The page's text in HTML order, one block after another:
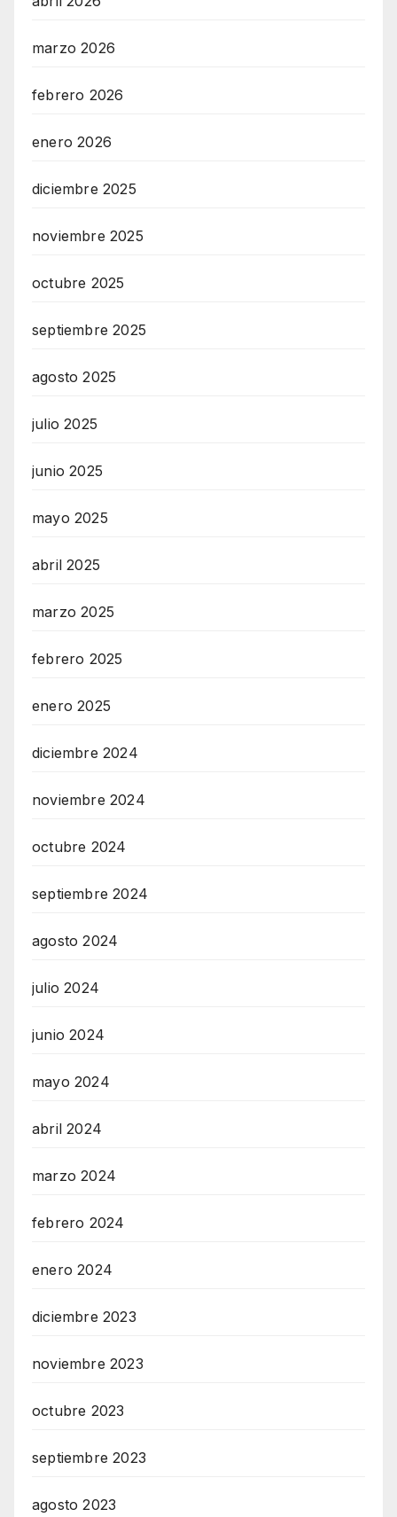
marzo 2026
febrero 2026
enero 2026
diciembre 2025
noviembre 2025
octubre 2025
septiembre 2025
agosto 2025
julio 2025
junio 2025
mayo 2025
abril 2025
marzo 2025
febrero 2025
enero 2025
diciembre 2024
noviembre 2024
octubre 2024
septiembre 2024
agosto 2024
julio 2024
junio 2024
mayo 2024
abril 2024
marzo 2024
febrero 2024
enero 2024
diciembre 2023
noviembre 2023
octubre 2023
septiembre 2023
agosto 2023